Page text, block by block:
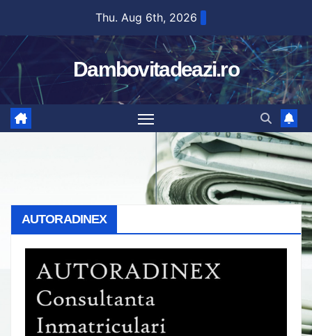
content
Thu. Aug 6th, 2026
Dambovitadeazi.ro
AUTORADINEX